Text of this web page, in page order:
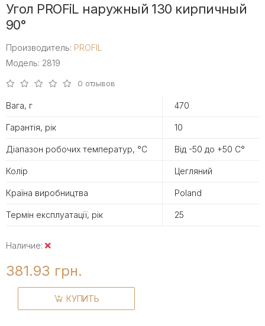
Угол PROFiL наружный 130 кирпичный
90°
Производитель: PROFIL
Модель: 2819
0 отзывов
Вага, г 470
Гарантія, рік 10
Діапазон робочих температур, °С Від -50 до +50 С°
Колір Цегляний
Країна виробництва Poland
Термін експлуатації, рік 25
Наличие:
381.93 грн.
КУПИТЬ